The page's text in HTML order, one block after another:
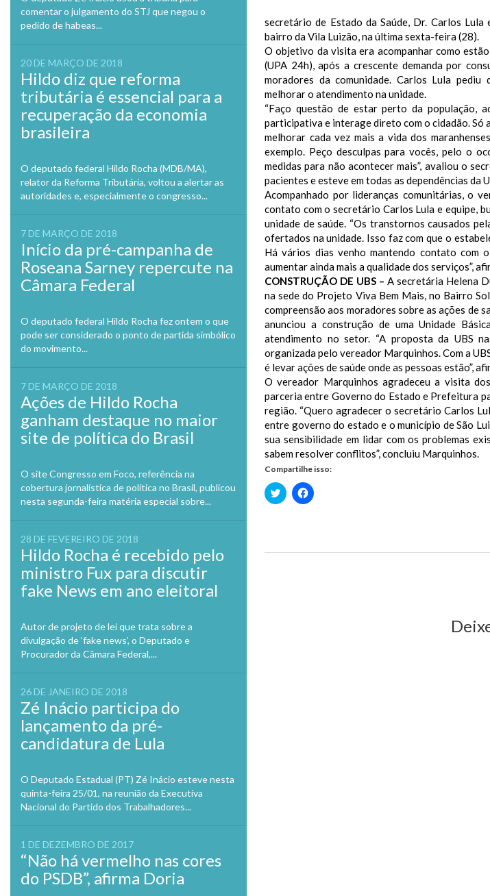
comentar o julgamento do STJ que negou o
pedido de habeas...
20 DE MARÇO DE 2018
Hildo diz que reforma
tributária é essencial para a
recuperação da economia
brasileira
O deputado federal Hildo Rocha (MDB/MA),
relator da Reforma Tributária, voltou a alertar as
autoridades e, especialmente o congresso...
7 DE MARÇO DE 2018
Início da pré-campanha de
Roseana Sarney repercute na
Câmara Federal
O deputado federal Hildo Rocha fez ontem o que
pode ser considerado o ponto de partida simbólico
do movimento...
7 DE MARÇO DE 2018
Ações de Hildo Rocha
ganham destaque no maior
site de política do Brasil
O site Congresso em Foco, referência na
cobertura jornalística de política no Brasil, publicou
nesta segunda-feira matéria especial sobre...
28 DE FEVEREIRO DE 2018
Hildo Rocha é recebido pelo
ministro Fux para discutir
fake News em ano eleitoral
Autor de projeto de lei que trata sobre a
divulgação de ‘fake news’, o Deputado e
Procurador da Câmara Federal,...
26 DE JANEIRO DE 2018
Zé Inácio participa do
lançamento da pré-
candidatura de Lula
O Deputado Estadual (PT) Zé Inácio esteve nesta
quinta-feira 25/01, na reunião da Executiva
Nacional do Partido dos Trabalhadores...
1 DE DEZEMBRO DE 2017
“Não há vermelho nas cores
do PSDB”, afirma Doria
secretário de Estado da Saúde, Dr. Carlos
bairro da Vila Luizão, na última sexta-feira (28).
O objetivo da visita era acompanhar como
(UPA 24h), após a crescente demanda por
moradores da comunidade. Carlos Lula
melhorar o atendimento na unidade.
“Faço questão de estar perto da população,
participativa e interage direto com o cidadão. Só
melhorar cada vez mais a vida dos
exemplo. Peço desculpas para vocês, pelo o
medidas para não acontecer mais”, avaliou o
pacientes e esteve em todas as dependências da
Acompanhado por lideranças comunitárias, o
contato com o secretário Carlos Lula e equipe,
unidade de saúde. “Os transtornos causados
ofertados na unidade. Isso faz com que o
Há vários dias venho mantendo contato com
aumentar ainda mais a qualidade dos serviços”,
CONSTRUÇÃO DE UBS –A secretária Helena
na sede do Projeto Viva Bem Mais, no Bairro
compreensão aos moradores sobre as ações de
anunciou a construção de uma Unidade
atendimento no setor. “A proposta da UBS
organizada pelo vereador Marquinhos. Com a
é levar ações de saúde onde as pessoas estão”,
O vereador Marquinhos agradeceu a visita
parceria entre Governo do Estado e Prefeitura
região. “Quero agradecer o secretário Carlos
entre governo do estado e o município de São
sua sensibilidade em lidar com os problemas
sabem resolver conflitos”, concluiu Marquinhos.
Compartilhe isso:
Clique
para
janela)
Clique
para
janela)